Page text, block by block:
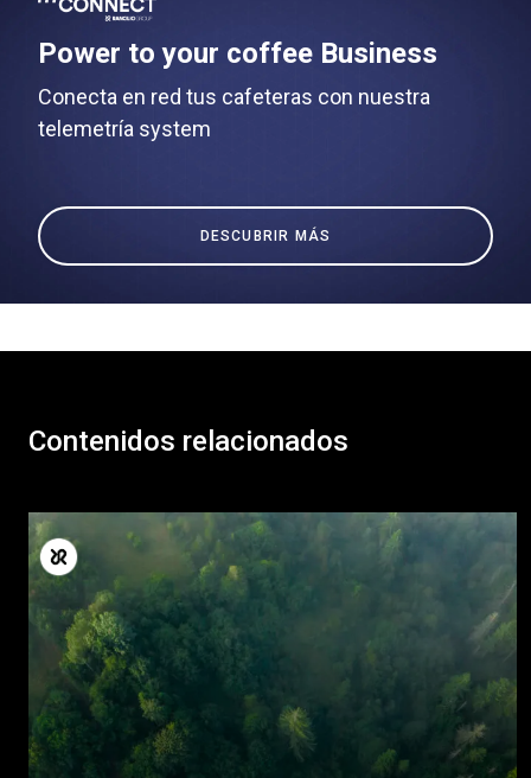
Power to your coffee Business
Conecta en red tus cafeteras con nuestra
telemetría system
DESCUBRIR MÁS
Contenidos relacionados